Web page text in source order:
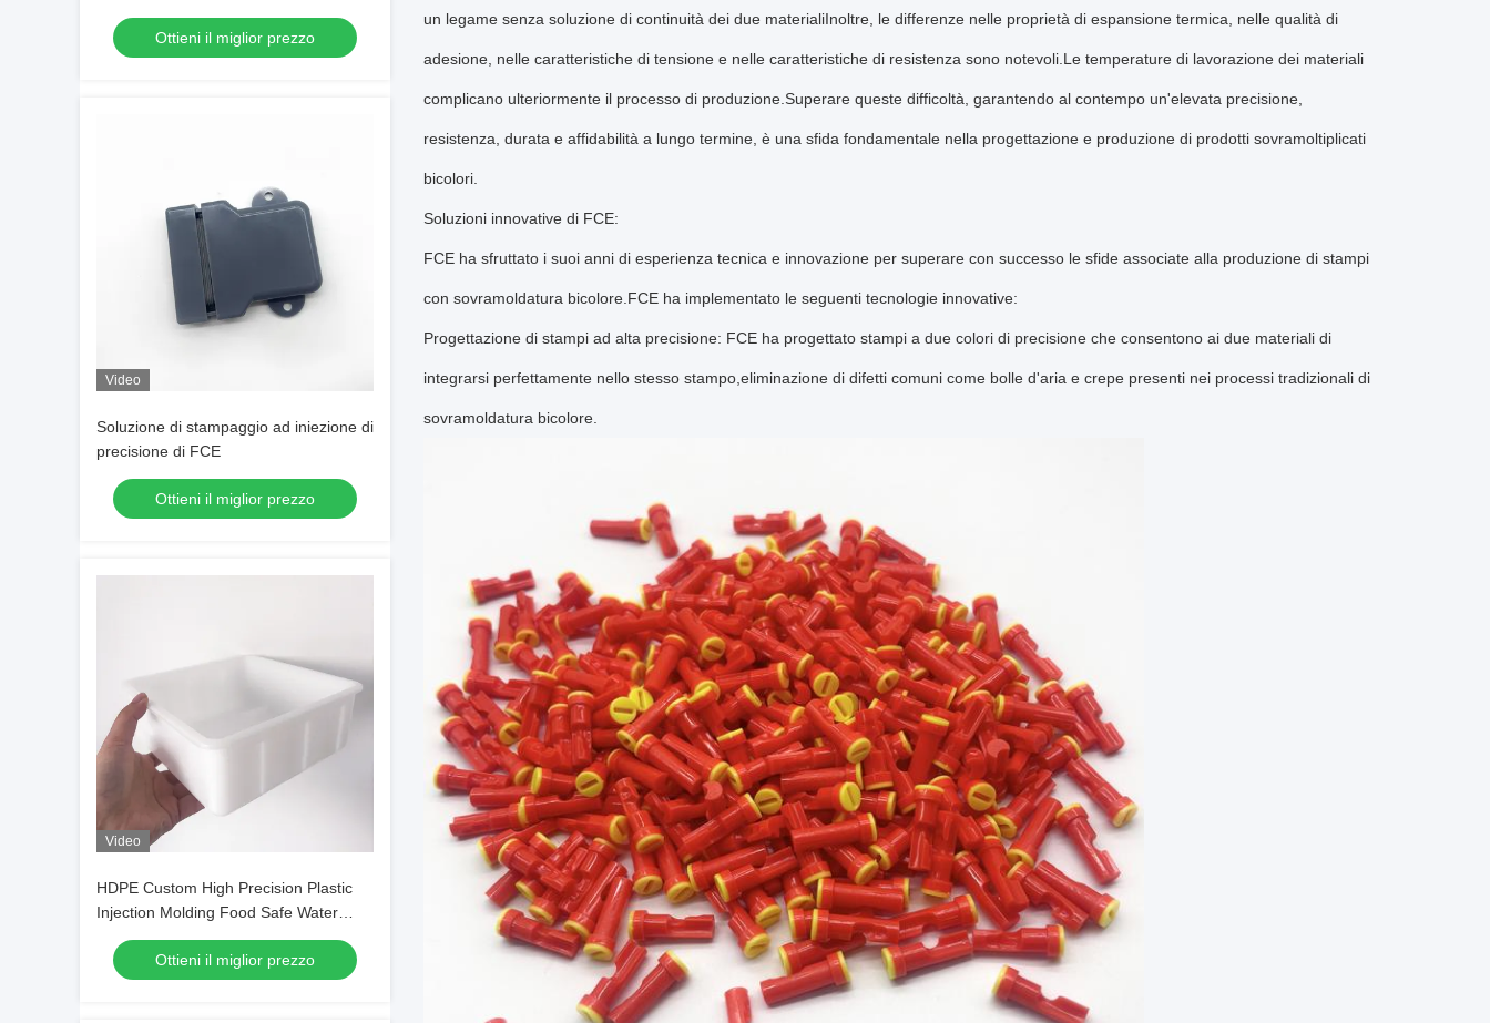
composito
Ottieni il miglior prezzo
Video
Soluzione di stampaggio ad iniezione di
precisione di FCE
Ottieni il miglior prezzo
Video
HDPE Custom High Precision Plastic
Injection Molding Food Safe Water
Tanks
Ottieni il miglior prezzo
un legame senza soluzione di continuità dei due materialiInoltre, le differenze nelle proprietà di espansione termica, nelle qualità di
adesione, nelle caratteristiche di tensione e nelle caratteristiche di resistenza sono notevoli.Le temperature di lavorazione dei materiali
complicano ulteriormente il processo di produzione.Superare queste difficoltà, garantendo al contempo un'elevata precisione,
resistenza, durata e affidabilità a lungo termine, è una sfida fondamentale nella progettazione e produzione di prodotti sovramoltiplicati
bicolori.
Soluzioni innovative di FCE:
FCE ha sfruttato i suoi anni di esperienza tecnica e innovazione per superare con successo le sfide associate alla produzione di stampi
con sovramoldatura bicolore.FCE ha implementato le seguenti tecnologie innovative:
Progettazione di stampi ad alta precisione: FCE ha progettato stampi a due colori di precisione che consentono ai due materiali di
integrarsi perfettamente nello stesso stampo,eliminazione di difetti comuni come bolle d'aria e crepe presenti nei processi tradizionali di
sovramoldatura bicolore.